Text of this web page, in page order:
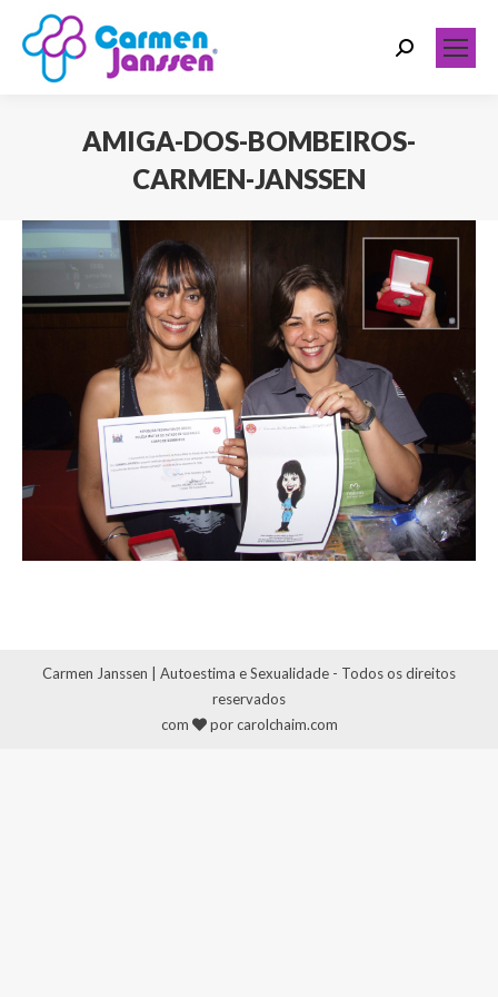
Search:
AMIGA-DOS-BOMBEIROS-
CARMEN-JANSSEN
Carmen Janssen | Autoestima e Sexualidade - Todos os direitos
reservados
com
por carolchaim.com